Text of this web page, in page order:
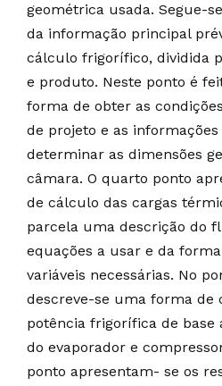
geométrica usada. Segue-
da informação principal
cálculo frigorífico, dividida
e produto. Neste ponto é
forma de obter as
de projeto e as
determinar as dimensões
câmara. O quarto ponto
de cálculo das cargas
parcela uma descrição do
equações a usar e da
variáveis necessárias. No
descreve-se uma forma de
potência frigorífica de base
do evaporador e
ponto apresentam- se os